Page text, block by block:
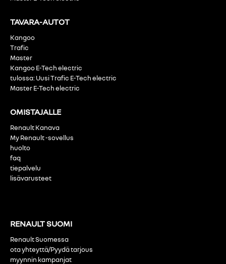
TAVARA-AUTOT
Kangoo
Trafic
Master
Kangoo E-Tech electric
tulossa: Uusi Trafic E-Tech electric
Master E-Tech electric
OMISTAJALLE
Renault Kanava
My Renault -sovellus
huolto
faq
tiepalvelu
lisävarusteet
RENAULT SUOMI
Renault Suomessa
ota yhteyttä/Pyydä tarjous
myynnin kampanjat